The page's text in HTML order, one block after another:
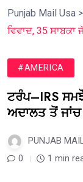
Punjab Mail Usa >
ਵਿਵਾਦ, 35 ਸਾਬਕਾ
#AMERICA
ਟਰੰਪ–IRS
ਅਦਾਲਤ ਤੋਂ ਜਾਂਚ
PUNJAB
0
1 min